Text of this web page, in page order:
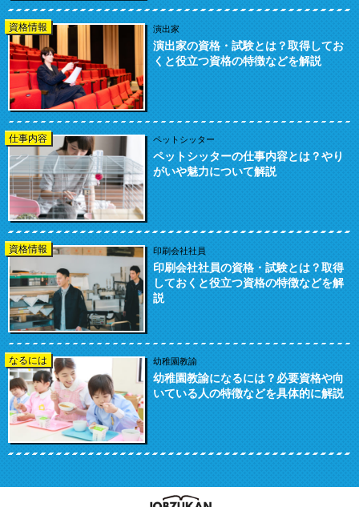
資格情報 演出家
演出家の資格・試験とは？取得してお
くと役立つ資格の特徴などを解説
仕事内容 ペットシッター
ペットシッターの仕事内容とは？やり
がいや魅力について解説
資格情報 印刷会社社員
印刷会社社員の資格・試験とは？取得
しておくと役立つ資格の特徴などを解
説
なるには 幼稚園教諭
幼稚園教諭になるには？必要資格や向
いている人の特徴などを具体的に解説